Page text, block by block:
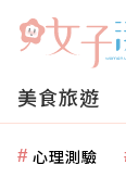
美食旅遊
心理測驗